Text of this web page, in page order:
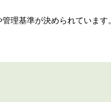
理基準が決められています。